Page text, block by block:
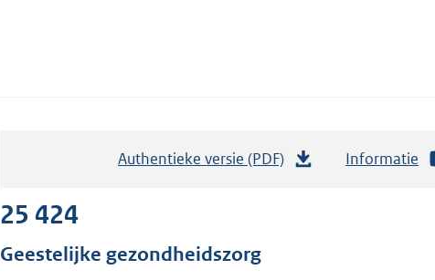
Authentieke versie (PDF) Informatie
25 424
Geestelijke gezondheidszorg